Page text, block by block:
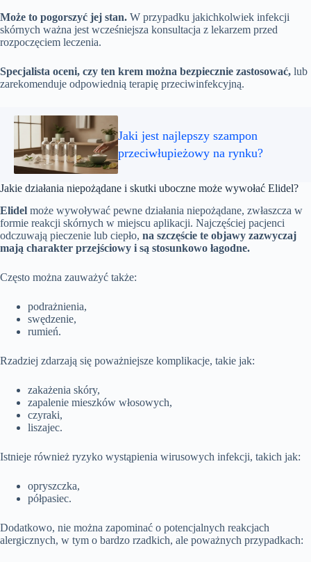
Może to pogorszyć jej stan. W przypadku jakichkolwiek infekcji
skórnych ważna jest wcześniejsza konsultacja z lekarzem przed
rozpoczęciem leczenia.
Specjalista oceni, czy ten krem można bezpiecznie zastosować, lub
zarekomenduje odpowiednią terapię przeciwinfekcyjną.
Jaki jest najlepszy szampon
przeciwłupieżowy na rynku?
Jakie działania niepożądane i skutki uboczne może wywołać Elidel?
Elidel może wywoływać pewne działania niepożądane, zwłaszcza w
formie reakcji skórnych w miejscu aplikacji. Najczęściej pacjenci
odczuwają pieczenie lub ciepło, na szczęście te objawy zazwyczaj
mają charakter przejściowy i są stosunkowo łagodne.
Często można zauważyć także:
podrażnienia,
swędzenie,
rumień.
Rzadziej zdarzają się poważniejsze komplikacje, takie jak:
zakażenia skóry,
zapalenie mieszków włosowych,
czyraki,
liszajec.
Istnieje również ryzyko wystąpienia wirusowych infekcji, takich jak:
opryszczka,
półpasiec.
Dodatkowo, nie można zapominać o potencjalnych reakcjach
alergicznych, w tym o bardzo rzadkich, ale poważnych przypadkach: